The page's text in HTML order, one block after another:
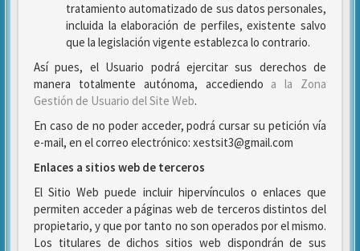
tratamiento automatizado de sus datos personales,
incluida la elaboración de perfiles, existente salvo
que la legislación vigente establezca lo contrario.
Así pues, el Usuario podrá ejercitar sus derechos de
manera totalmente autónoma, accediendo a la Zona
Gestión de Usuario del Site Web.
En caso de no poder acceder, podrá cursar su petición vía
e-mail, en el correo electrónico: xestsit3@gmail.com
Enlaces a sitios web de terceros
El Sitio Web puede incluir hipervínculos o enlaces que
permiten acceder a páginas web de terceros distintos del
propietario, y que por tanto no son operados por el mismo.
Los titulares de dichos sitios web dispondrán de sus